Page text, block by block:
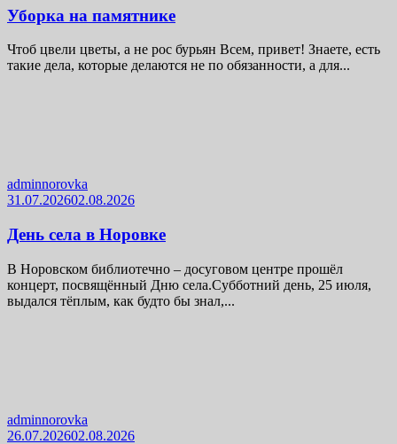
Уборка на памятнике
Чтоб цвели цветы, а не рос бурьян Всем, привет! Знаете, есть
такие дела, которые делаются не по обязанности, а для...
adminnorovka
31.07.202602.08.2026
День села в Норовке
В Норовском библиотечно – досуговом центре прошёл
концерт, посвящённый Дню села.Субботний день, 25 июля,
выдался тёплым, как будто бы знал,...
adminnorovka
26.07.202602.08.2026